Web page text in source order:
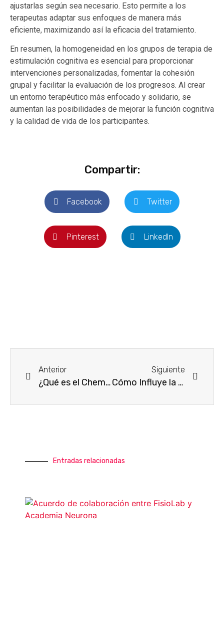
ajustarlas según sea necesario. Esto permite a los
terapeutas adaptar sus enfoques de manera más
eficiente, maximizando así la eficacia del tratamiento.
En resumen, la homogeneidad en los grupos de terapia de
estimulación cognitiva es esencial para proporcionar
intervenciones personalizadas, fomentar la cohesión
grupal y facilitar la evaluación de los progresos. Al crear
un entorno terapéutico más enfocado y solidario, se
aumentan las posibilidades de mejorar la función cognitiva
y la calidad de vida de los participantes.
Compartir:
Facebook Twitter
Pinterest LinkedIn
Anterior
¿Qué es el ChemoBrain?
Siguiente
Cómo Influye la Infección de Orina en Mayores
Entradas relacionadas